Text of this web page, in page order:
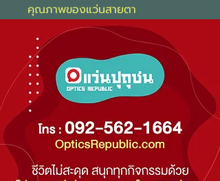
คุณภาพของแว่นสายตา